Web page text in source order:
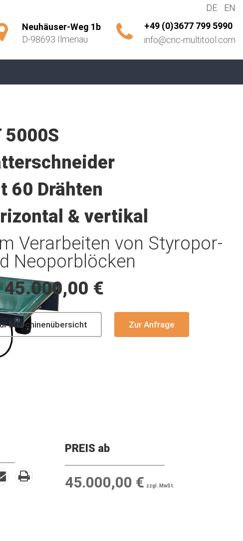
DE
EN
Neuhäuser-Weg 1b
D-98693 Ilmenau
+49 (0)3677 799 5990
info@cnc-multitool.com
5000S
60 Drähten
& vertikal
Verarbeiten von Styropor-
Neoporblöcken
45.000,00 €
Maschinenübersicht Zur Anfrage
PREIS ab
45.000,00 € zzgl. MwSt.